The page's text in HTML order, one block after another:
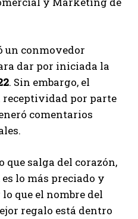
un conmovedor
dar por iniciada la
. Sin embargo, el
por parte
comentarios
que salga del corazón,
lo más preciado y
que el nombre del
regalo está dentro